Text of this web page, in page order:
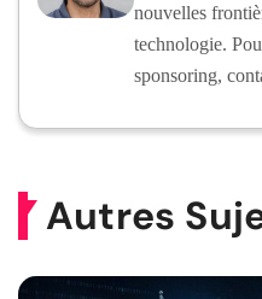
nouvelles
technologie.
sponsoring,
Autres